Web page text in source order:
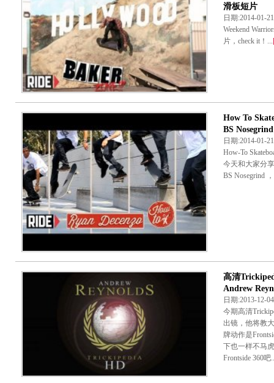
滑板短片
日期:2014-
Weekend
片，check it！...
How To
BS
日期:2014-
How-To
今天和大家分
BS Nosegrind
高清
Andrew
日期:2013-
今期高清
出镜，他将教
牌动作是
下也一样不马
Frontside 360吧